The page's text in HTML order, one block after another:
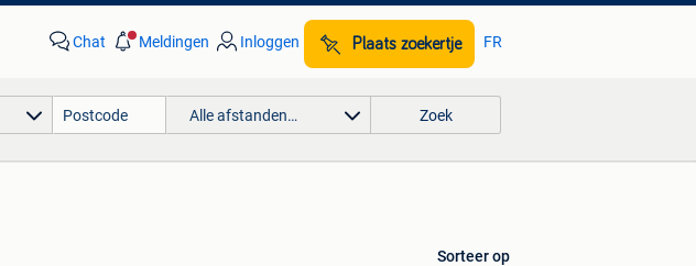
Chat Meldingen Inloggen Plaats zoekertje FR
Alle afstanden… Zoek
Sorteer op